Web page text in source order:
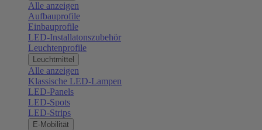
Alle anzeigen
Aufbauprofile
Einbauprofile
LED-Installatonszubehör
Leuchtenprofile
Leuchtmittel
Alle anzeigen
Klassische LED-Lampen
LED-Panels
LED-Spots
LED-Strips
E-Mobilität